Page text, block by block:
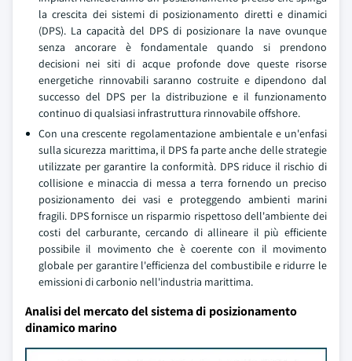
la crescita dei sistemi di posizionamento diretti e dinamici
(DPS). La capacità del DPS di posizionare la nave ovunque
senza ancorare è fondamentale quando si prendono
decisioni nei siti di acque profonde dove queste risorse
energetiche rinnovabili saranno costruite e dipendono dal
successo del DPS per la distribuzione e il funzionamento
continuo di qualsiasi infrastruttura rinnovabile offshore.
Con una crescente regolamentazione ambientale e un'enfasi
sulla sicurezza marittima, il DPS fa parte anche delle strategie
utilizzate per garantire la conformità. DPS riduce il rischio di
collisione e minaccia di messa a terra fornendo un preciso
posizionamento dei vasi e proteggendo ambienti marini
fragili. DPS fornisce un risparmio rispettoso dell'ambiente dei
costi del carburante, cercando di allineare il più efficiente
possibile il movimento che è coerente con il movimento
globale per garantire l'efficienza del combustibile e ridurre le
emissioni di carbonio nell'industria marittima.
Analisi del mercato del sistema di posizionamento
dinamico marino